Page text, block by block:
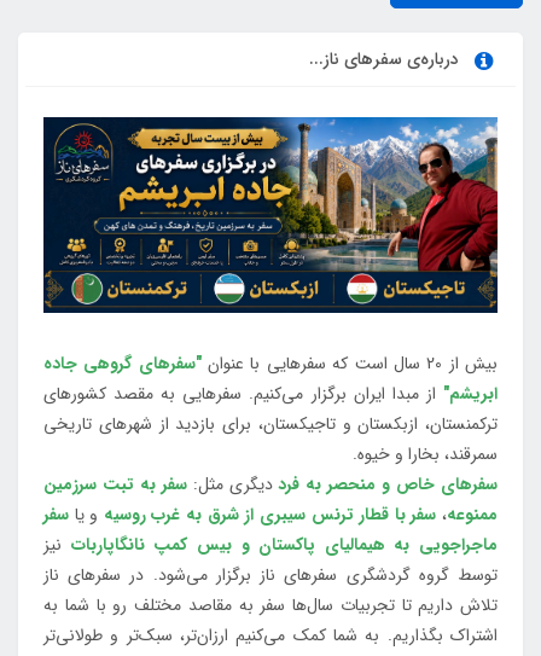
درباره‌ی سفرهای ناز...
بیش از 20 سال است که سفرهایی با عنوان
"سفرهای گروهی جاده
ابریشم" از مبدا ایران برگزار می‌کنیم. سفرهایی به مقصد کشورهای
ترکمنستان، ازبکستان و تاجیکستان، برای بازدید از شهرهای تاریخی
سمرقند، بخارا و خیوه.
سفرهای خاص و منحصر به فرددیگری مثل:سفر به تبت سرزمین
ممنوعه، سفر با قطار ترنس سیبری از شرق به غرب روسیه و یا سفر
ماجراجویی به هیمالیای پاکستان و بیس کمپ نانگاپاربات نیز
توسط گروه گردشگری سفرهای ناز برگزار می‌شود. در سفرهای ناز
تلاش داریم تا تجربیات سال‌ها سفر به مقاصد مختلف رو با شما به
اشتراک بگذاریم. به شما کمک می‌کنیم ارزان‌تر، سبک‌تر و طولانی‌تر